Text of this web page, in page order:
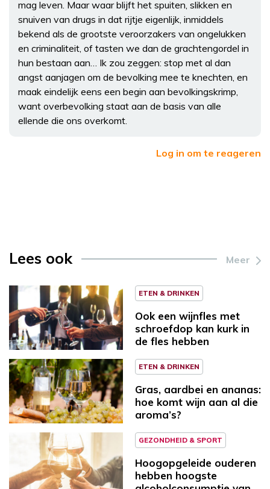
mag leven. Maar waar blijft het spuiten, slikken en
snuiven van drugs in dat rijtje eigenlijk, inmiddels
bekend als de grootste veroorzakers van ongelukken
en criminaliteit, of tasten we dan de grachtengordel in
hun bestaan aan… Ik zou zeggen: stop met al dan
angst aanjagen om de bevolking mee te knechten, en
maak eindelijk eens een begin aan bevolkingskrimp,
want overbevolking staat aan de basis van alle
ellende die ons overkomt.
Log in om te reageren
Lees ook Meer
ETEN & DRINKEN
Ook een wijnfles met
schroefdop kan kurk in
de fles hebben
ETEN & DRINKEN
Gras, aardbei en ananas:
hoe komt wijn aan al die
aroma’s?
GEZONDHEID & SPORT
Hoogopgeleide ouderen
hebben hoogste